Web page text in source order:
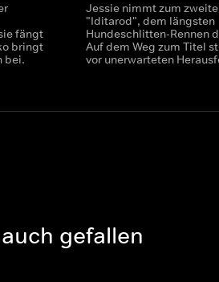
fängt
bringt
bei.
Jessie nimmt zum
"Iditarod", dem längsten
Hundeschlitten-Rennen
Auf dem Weg zum Titel
vor unerwarteten
gefallen